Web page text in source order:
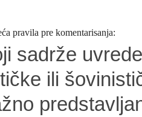
pravila pre komentarisanja:
sadrže
ili